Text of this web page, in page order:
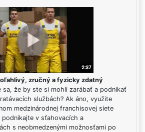
zručný a fyzicky zdatný
sa, že by ste si mohli zarábať a podnikať
službách? Ak áno, využite
medzinárodnej franchisovej siete
podnikajte v sťahovacích a
s neobmedzenými možnosťami po